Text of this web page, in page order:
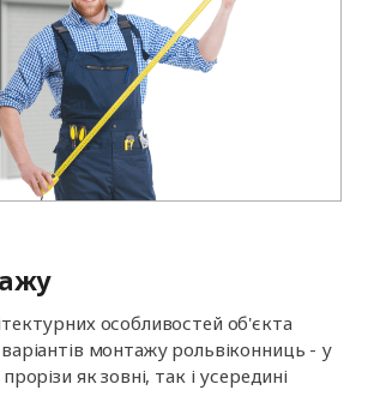
особливостей об'єкта
монтажу рольвіконниць - у
як зовні, так і усередині